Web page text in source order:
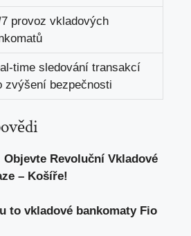
provoz vkladových
time sledování transakcí
zvýšení bezpečnosti
Revoluční Vkladové
– Košíře!
to vkladové bankomaty Fio